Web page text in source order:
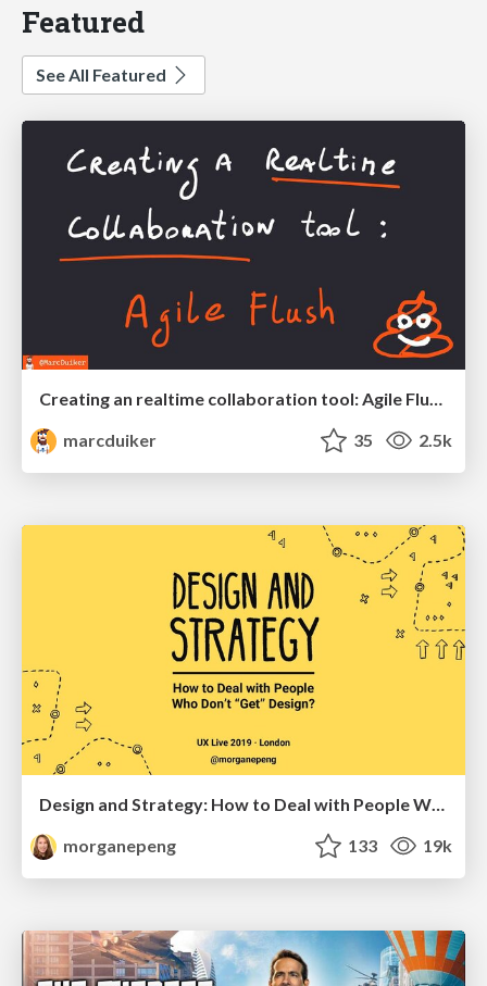
Featured
See All Featured
Creating an realtime collaboration tool: Agile Flush - .NET Oxford
marcduiker
35 2.5k
Design and Strategy: How to Deal with People Who Don’t "Get" Design
morganepeng
133 19k